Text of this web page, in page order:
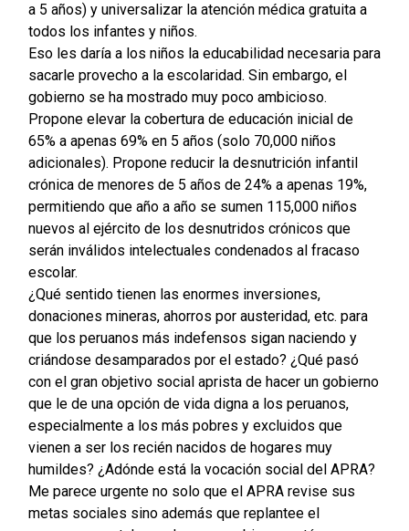
a 5 años) y universalizar la atención médica gratuita a
todos los infantes y niños.
Eso les daría a los niños la educabilidad necesaria para
sacarle provecho a la escolaridad. Sin embargo, el
gobierno se ha mostrado muy poco ambicioso.
Propone elevar la cobertura de educación inicial de
65% a apenas 69% en 5 años (solo 70,000 niños
adicionales). Propone reducir la desnutrición infantil
crónica de menores de 5 años de 24% a apenas 19%,
permitiendo que año a año se sumen 115,000 niños
nuevos al ejército de los desnutridos crónicos que
serán inválidos intelectuales condenados al fracaso
escolar.
¿Qué sentido tienen las enormes inversiones,
donaciones mineras, ahorros por austeridad, etc. para
que los peruanos más indefensos sigan naciendo y
criándose desamparados por el estado? ¿Qué pasó
con el gran objetivo social aprista de hacer un gobierno
que le de una opción de vida digna a los peruanos,
especialmente a los más pobres y excluidos que
vienen a ser los recién nacidos de hogares muy
humildes? ¿Adónde está la vocación social del APRA?
Me parece urgente no solo que el APRA revise sus
metas sociales sino además que replantee el